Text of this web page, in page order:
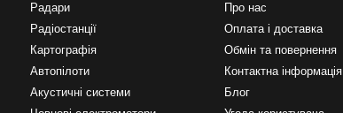
Радари
Радіостанції
Картографія
Автопілоти
Акустичні системи
Про нас
Оплата і доставка
Обмін та повернення
Контактна інформація
Блог